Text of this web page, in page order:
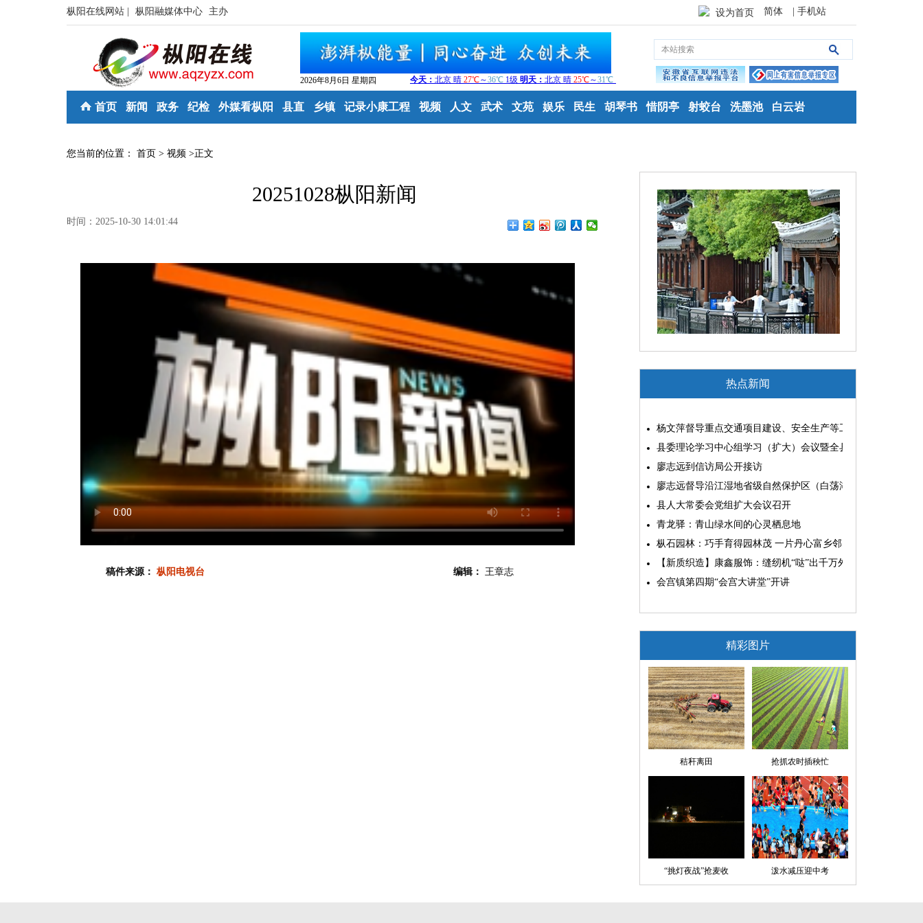
枞阳在线网站 | 枞阳融媒体中心 主办 设为首页 简体 | 手机站
2026年8月6日 星期四
首页 新闻 政务 纪检 外媒看枞阳 县直 乡镇 记录小康工程 视频 人文 武术 文苑 娱乐 民生 胡琴书 惜阴亭 射蛟台 洗墨池 白云岩
您当前的位置： 首页 > 视频 >正文
20251028枞阳新闻
时间：2025-10-30 14:01:44
稿件来源： 枞阳电视台 编辑： 王章志
热点新闻
杨文萍督导重点交通项目建设、安全生产等工作
县委理论学习中心组学习（扩大）会议暨全县“两为”能力素质
廖志远到信访局公开接访
廖志远督导沿江湿地省级自然保护区（白荡湖片区）问题整改
县人大常委会党组扩大会议召开
青龙驿：青山绿水间的心灵栖息地
枞石园林：巧手育得园林茂 一片丹心富乡邻
【新质织造】康鑫服饰：缝纫机“哒”出千万外贸大生意
会宫镇第四期“会宫大讲堂”开讲
精彩图片
秸秆离田 抢抓农时插秧忙
“挑灯夜战”抢麦收 泼水减压迎中考